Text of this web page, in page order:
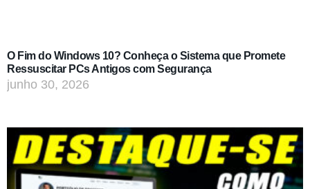
O Fim do Windows 10? Conheça o Sistema que Promete
Ressuscitar PCs Antigos com Segurança
junho 30, 2026